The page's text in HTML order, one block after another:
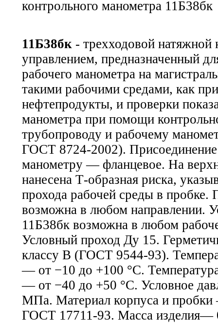
11Б38бк - трехходовой
управлением, предназначенный
рабочего манометра на
такими рабочими средами, как
нефтепродукты, и проверки
манометра при помощи
трубопроводу и рабочему
ГОСТ 8724-2002). Присоединение
манометру — фланцевое. На
нанесена Т-образная риска,
прохода рабочей среды в пробке.
возможна в любом направлении.
11Б38бк возможна в любом
Условный проход Ду 15.
классу В (ГОСТ 9544-93).
— от −10 до +100 °С.
— от −40 до +50 °С. Условное
МПа. Материал корпуса и
ГОСТ 17711-93. Масса изделия—